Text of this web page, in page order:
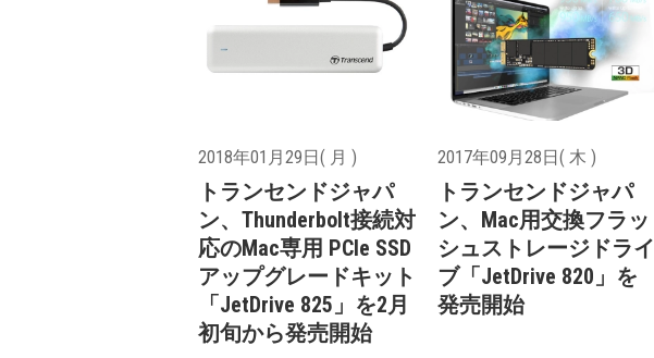
2018年01月29日( 月 )
トランセンドジャパ
ン、Thunderbolt接続対
応のMac専用 PCIe SSD
アップグレードキット
「JetDrive 825」を2月
初旬から発売開始
2017年09月28日( 木 )
トランセンドジャパ
ン、Mac用交換フラッ
シュストレージドライ
ブ「JetDrive 820」を
発売開始